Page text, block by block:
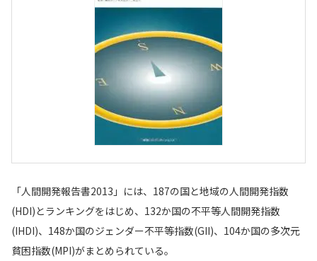
「人間開発報告書2013」には、187の国と地域の人間開発指数
(HDI)とランキングをはじめ、132か国の不平等人間開発指数
(IHDI)、148か国のジェンダー不平等指数(GII)、104か国の多次元
貧困指数(MPI)がまとめられている。